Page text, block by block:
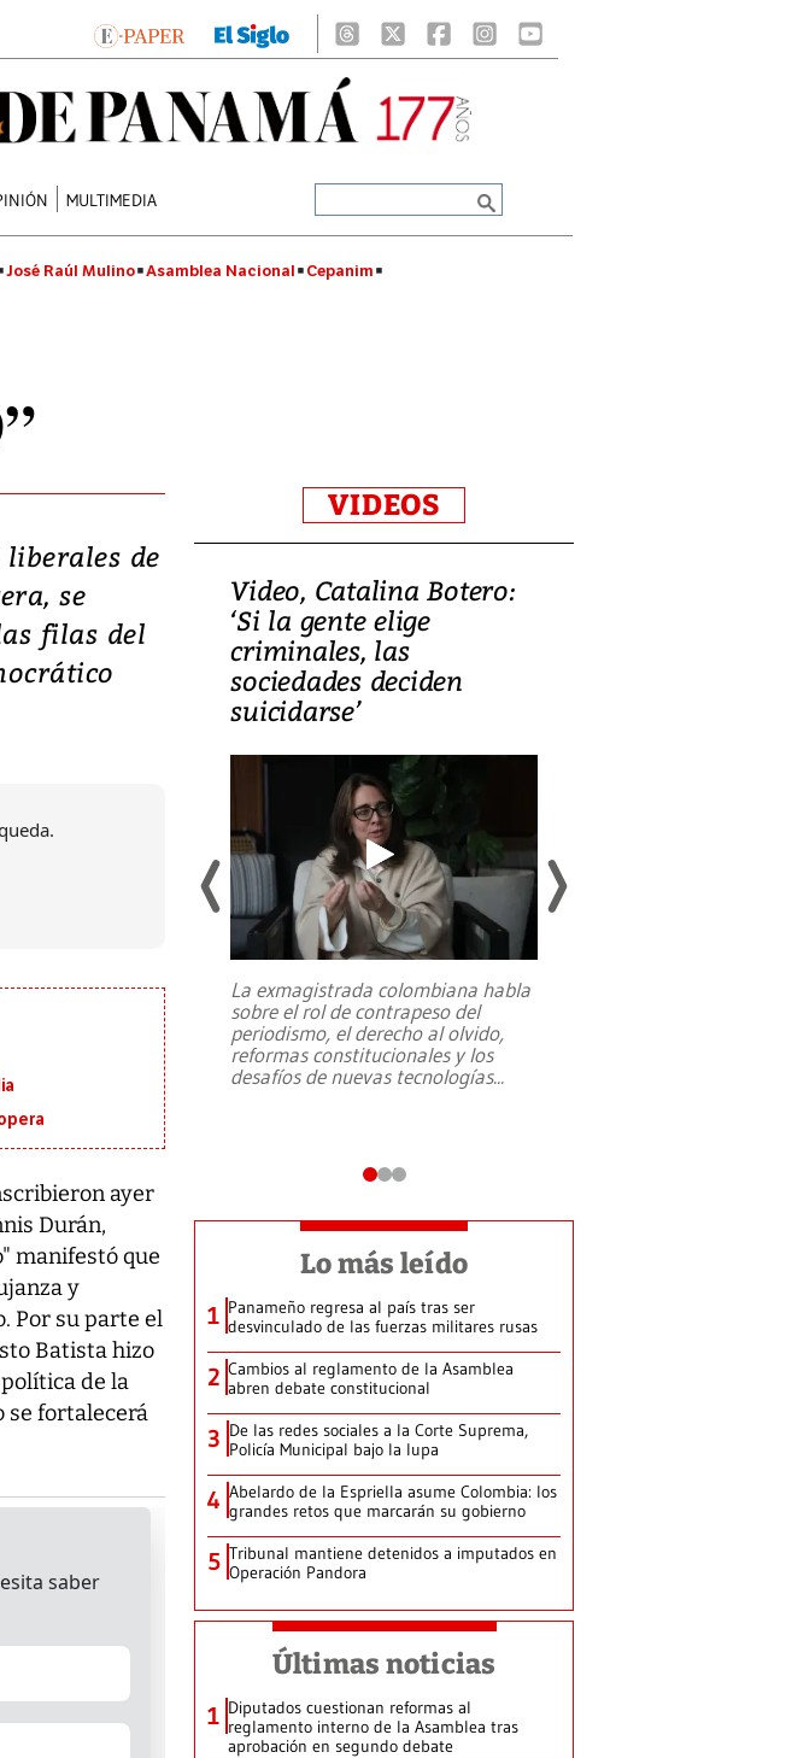
MULTIMEDIA
José Raúl Mulino Asamblea Nacional Cepanim
liberales de
se
filas del
ayer
Durán,
manifestó que
y
Por su parte el
Batista hizo
de la
se fortalecerá
VIDEOS
Terremoto
graves
una
Video, Catalina Botero:
‘Si la gente elige
criminales, las
sociedades deciden
suicidarse’
La exmagistrada colombiana habla
sobre el rol de contrapeso del
periodismo, el derecho al olvido,
reformas constitucionales y los
desafíos de nuevas tecnologías...
Lo más leído
1 Panameño regresa al país tras ser
desvinculado de las fuerzas militares rusas
2 Cambios al reglamento de la Asamblea
abren debate constitucional
3 De las redes sociales a la Corte Suprema,
Policía Municipal bajo la lupa
4 Abelardo de la Espriella asume Colombia: los
grandes retos que marcarán su gobierno
5 Tribunal mantiene detenidos a imputados en
Operación Pandora
Últimas noticias
1 Diputados cuestionan reformas al
reglamento interno de la Asamblea tras
aprobación en segundo debate